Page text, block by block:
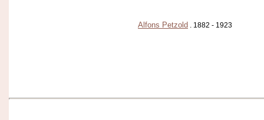
Alfons Petzold . 1882 - 1923